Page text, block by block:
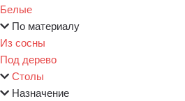
Белые
По материалу
Из сосны
Под дерево
Столы
Назначение